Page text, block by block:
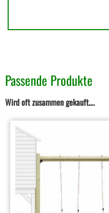
Passende Produkte
Wird oft zusammen gekauft….